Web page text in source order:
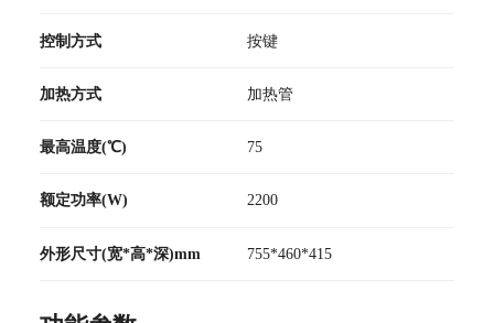
控制方式 按键
加热方式 加热管
最高温度(℃) 75
额定功率(W) 2200
外形尺寸(宽*高*深)mm 755*460*415